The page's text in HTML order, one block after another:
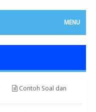
MENU
Contoh Soal dan